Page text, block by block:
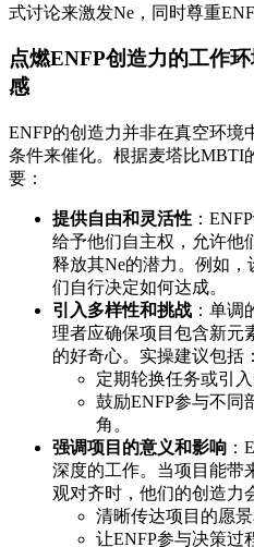
式讨论来激发Ne，同时尊重
点燃ENFP创造力的工作
感
ENFP的创造力并非在真空环境
条件来催化。根据麦塔比MBTI
要：
提供自由和灵活性 ：
给予他们自主权，允许他
释放其Ne的潜力。例如
们自行决定如何达成。
引入多样性和挑战 ：单调
理者应确保项目包含新元
的好奇心。实操建议包括：
定期轮换任务或引入
鼓励ENFP参与不同
角。
强调项目的意义和影响
深度的工作。当项目能带
观对齐时，他们的创造力
清晰传达项目的愿景
让ENFP参与决策过